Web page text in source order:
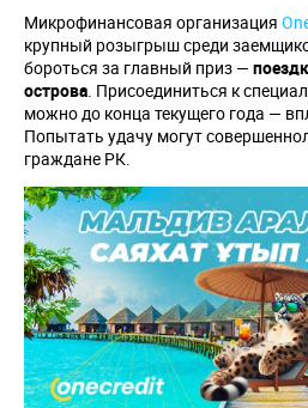
Микрофинансовая организация
крупный розыгрыш среди
бороться за главный приз —
острова. Присоединиться к
можно до конца текущего года —
Попытать удачу могут
граждане РК.